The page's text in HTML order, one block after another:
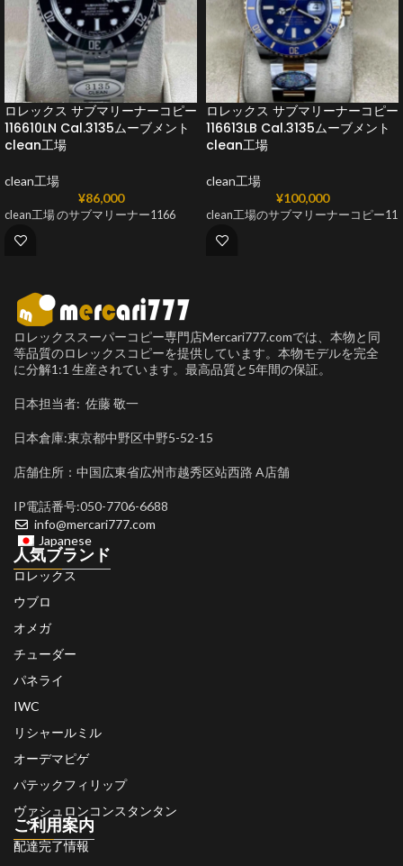
ロレックス サブマリーナーコピー
116610LN Cal.3135ムーブメント
clean工場
clean工場
¥86,000
clean工場 のサブマリーナー1166
ロレックス サブマリーナーコピー
116613LB Cal.3135ムーブメント
clean工場
clean工場
¥100,000
clean工場のサブマリーナーコピー11
ロレックススーパーコピー専門店Mercari777.comでは、本物と同
等品質のロレックスコピーを提供しています。本物モデルを完全
に分解1:1 生産されています。最高品質と5年間の保証。
日本担当者: 佐藤 敬一
日本倉庫:東京都中野区中野5-52-15
店舗住所：中国広東省広州市越秀区站西路 A店舗
IP電話番号:050-7706-6688
info@mercari777.com
Japanese
人気ブランド
ロレックス
ウブロ
オメガ
チューダー
パネライ
IWC
リシャールミル
オーデマピゲ
パテックフィリップ
ヴァシュロンコンスタンタン
ご利用案内
配達完了情報